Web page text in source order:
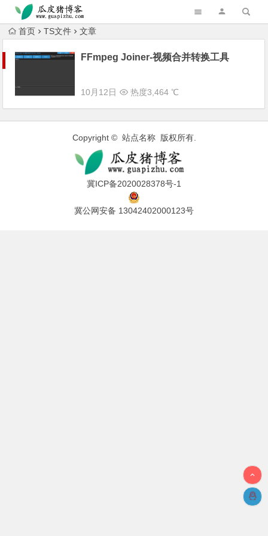
跳转到主内容
首页 TS文件 文章
FFmpeg Joiner-视频合并转换工具
10月12日 热度3,464 ℃
Copyright © 站点名称 版权所有.
冀ICP备2020028378号-1
冀公网安备 13042402000123号